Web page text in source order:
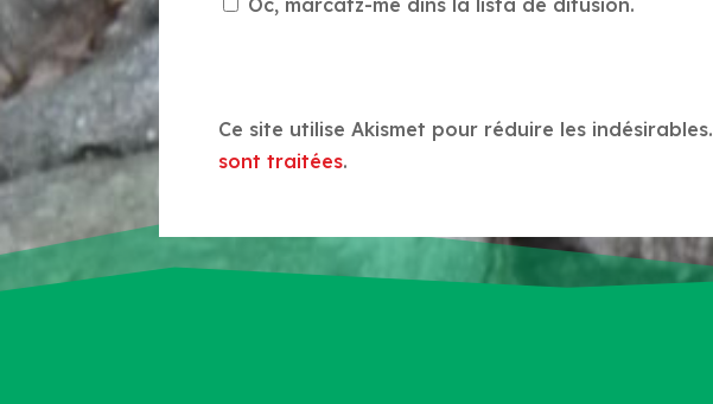
Ce site utilise Akismet pour réduire les indésirables.
sont traitées.